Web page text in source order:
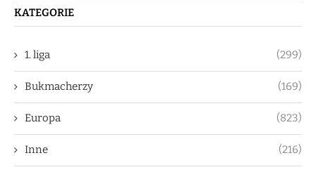
KATEGORIE
1. liga (299)
Bukmacherzy (169)
Europa (823)
Inne (216)